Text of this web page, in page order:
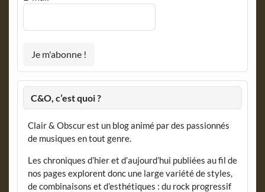
C&O, c’est quoi ?
Clair & Obscur est un blog animé par des passionnés
de musiques en tout genre.
Les chroniques d’hier et d’aujourd’hui publiées au fil de
nos pages explorent donc une large variété de styles,
de combinaisons et d’esthétiques : du rock progressif